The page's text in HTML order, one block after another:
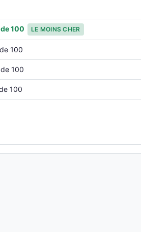
100 LE MOINS CHER
100
100
100